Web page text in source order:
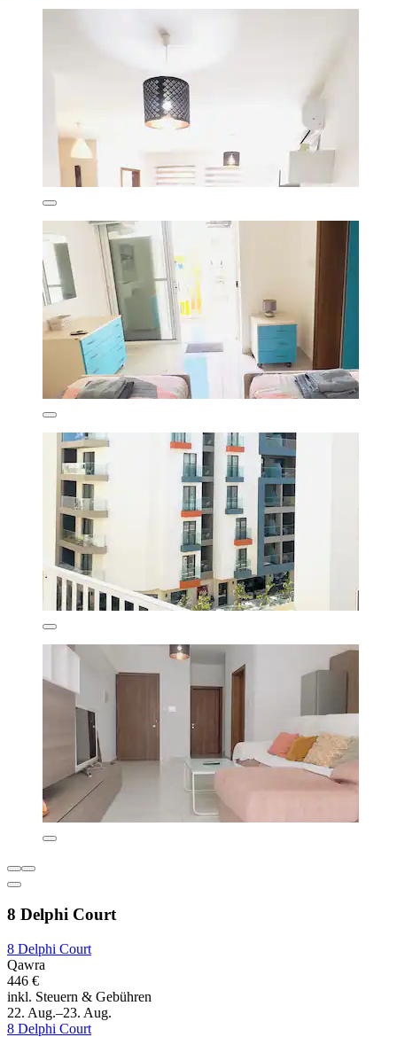
8 Delphi Court
8 Delphi Court
Qawra
446 €
inkl. Steuern & Gebühren
22. Aug.–23. Aug.
8 Delphi Court